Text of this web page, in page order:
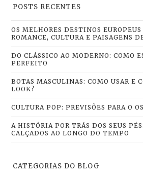
POSTS RECENTES
OS MELHORES DESTINOS EUROPEUS
ROMANCE, CULTURA E PAISAGENS
DO CLÁSSICO AO MODERNO: COMO
PERFEITO
BOTAS MASCULINAS: COMO USAR E
LOOK?
CULTURA POP: PREVISÕES PARA O
A HISTÓRIA POR TRÁS DOS SEUS
CALÇADOS AO LONGO DO TEMPO
CATEGORIAS DO BLOG